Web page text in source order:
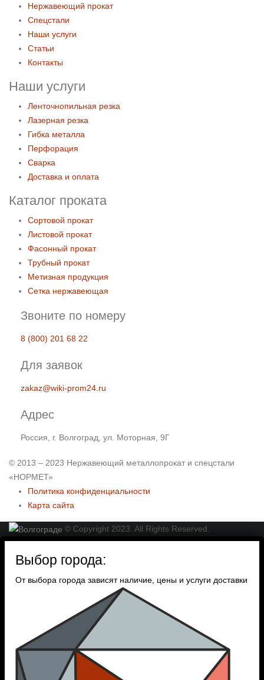
Нержавеющий прокат
Спецстали
Наши услуги
Статьи
Контакты
Наши услуги
Ленточнопильная резка
Лазерная резка
Гибка металла
Перфорация
Сварка
Доставка и оплата
Каталог проката
Сортовой прокат
Листовой прокат
Фасонный прокат
Трубный прокат
Метизная продукция
Сетка нержавеющая
Звоните по номеру
8 (800) 201 68 22
Для заявок
zakaz@wiki-prom24.ru
Адрес
Россия, г. Волгоград, ул. Моторная, 9Г
© 2013 – 2023 Нержавеющий металлопрокат и спецстали
«НОРМЕТ»
Политика конфиденциальности
Карта сайта
© Copyright 2023. All Rights Reserved.
Выбор города:
От выбора города зависят наличие, цены и услуги доставки